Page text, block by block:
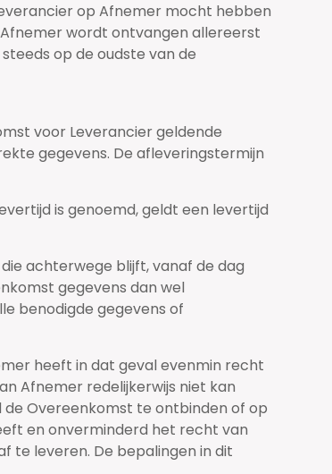
op Afnemer mocht hebben
Afnemer wordt ontvangen allereerst
op de oudste van de
voor Leverancier geldende
gegevens. De afleveringstermijn
is genoemd, geldt een levertijd
achterwege blijft, vanaf de dag
gegevens dan wel
benodigde gegevens of
heeft in dat geval evenmin recht
Afnemer redelijkerwijs niet kan
Overeenkomst te ontbinden of op
en onverminderd het recht van
te leveren. De bepalingen in dit